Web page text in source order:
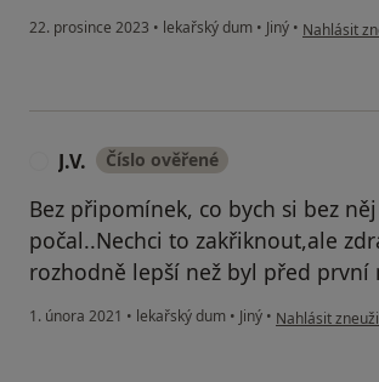
22. prosince 2023 • lekařský dum • Jiný • podle
Nahlásit
J.V. Číslo ověřené
Bez připomínek, co bych si bez něj
počal..Nechci to zakřiknout,ale
rozhodně lepší než byl před první
1. února 2021 • lekařský dum • Jiný • podle názoru
Nahlásit